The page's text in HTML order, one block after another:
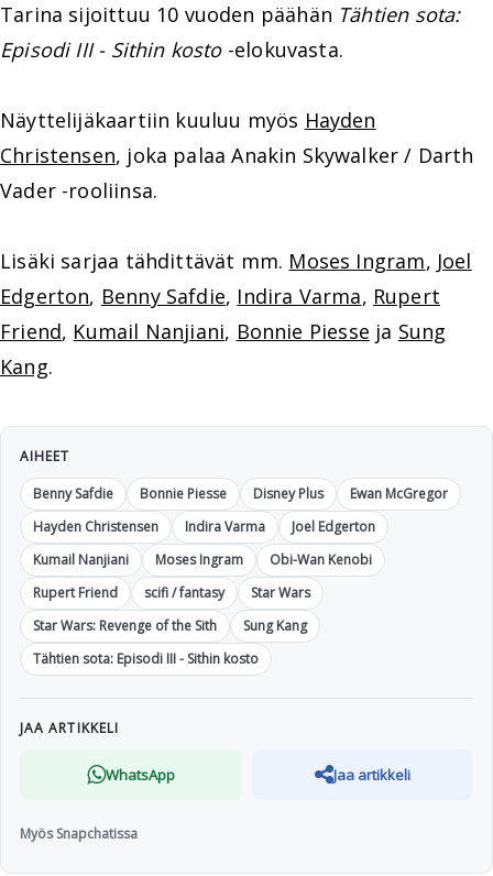
Tarina sijoittuu 10 vuoden päähän Tähtien sota:
Episodi III - Sithin kosto-elokuvasta.
Näyttelijäkaartiin kuuluu myös Hayden
Christensen, joka palaa Anakin Skywalker / Darth
Vader -rooliinsa.
Lisäki sarjaa tähdittävät mm. Moses Ingram, Joel
Edgerton, Benny Safdie, Indira Varma, Rupert
Friend, Kumail Nanjiani, Bonnie Piesse ja Sung
Kang.
AIHEET
Benny Safdie
Bonnie Piesse Disney Plus
Ewan McGregor
Hayden Christensen
Indira Varma
Joel Edgerton
Kumail Nanjiani
Moses Ingram
Obi-Wan Kenobi
Rupert Friend
scifi / fantasy
Star Wars
Star Wars: Revenge of the Sith
Sung Kang
Tähtien sota: Episodi III - Sithin kosto
JAA ARTIKKELI
WhatsApp Jaa artikkeli
Myös Snapchatissa